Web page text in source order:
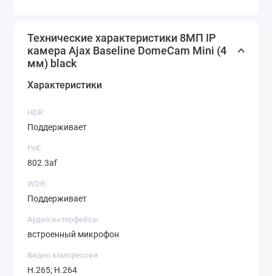
Технические характеристики 8МП IP
камера Ajax Baseline DomeCam Mini (4
мм) black
Характеристики
HDR
Поддерживает
PoE
802.3af
WDR
Поддерживает
Аудио интерфейсы
встроенный микрофон
Видео компрессия
H.265; H.264